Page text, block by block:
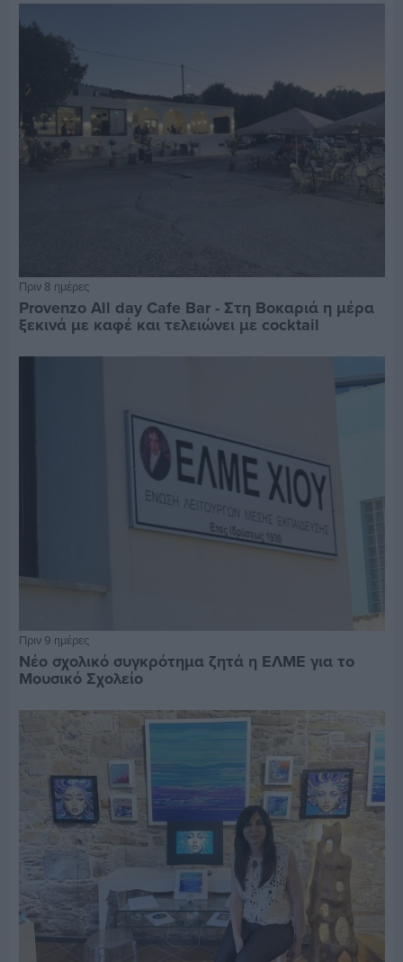
Πριν 8 ημέρες
Provenzo All day Cafe Bar - Στη Βοκαριά η μέρα
ξεκινά με καφέ και τελειώνει με cocktail
Πριν 9 ημέρες
Νέο σχολικό συγκρότημα ζητά η ΕΛΜΕ για το
Μουσικό Σχολείο